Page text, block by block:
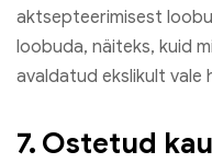
aktsepteerimisest
loobuda, näiteks, kuid
avaldatud ekslikult vale
7. Ostetud